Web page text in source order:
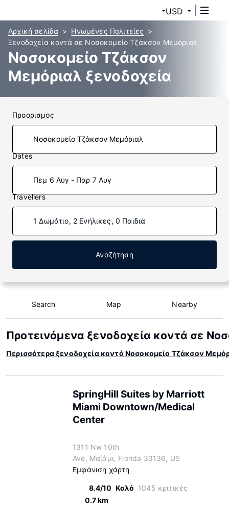
USD
Αρχική σελίδα
Ηνωμένες Πολιτείες
Ξενοδοχεία κοντά σε Νοσοκομείο Τζάκσον Μεμόριαλ
Νοσοκομείο Τζάκσον
Μεμόριαλ ξενοδοχεία
Προορισμος
Dates
Πεμ 6 Αυγ - Παρ 7 Αυγ
Travellers
1 Δωμάτιο, 2 Ενήλικες, 0 Παιδιά
Αναζήτηση
Search Map Nearby
Προτεινόμενα ξενοδοχεία κοντά σε
Περισσότερα ξενοδοχεία κοντά Νοσοκομείο Τζάκσον
SpringHill Suites by Marriott
Miami Downtown/Medical
Center
1311 Nw 10th
Ave, Μαϊάμι, Florida 33136, US
Εμφάνιση χάρτη
8.4/10 Καλό 1045 κριτικές
0.7 km